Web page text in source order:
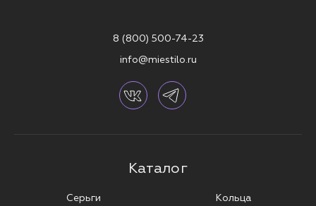
8 (800) 500-74-23
info@miestilo.ru
Каталог
Серьги
Кольца